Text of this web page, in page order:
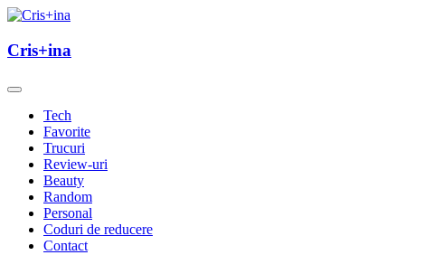
Skip
content
Cris+ina
Cris+ina
Tech
Favorite
Trucuri
Review-uri
Beauty
Random
Personal
Coduri de reducere
Contact